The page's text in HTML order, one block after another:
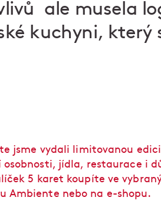
ale musela
kuchyni, který
jsme vydali limitovanou edici
jídla, restaurace i
5 karet koupíte ve
Ambiente nebo na e-shopu.